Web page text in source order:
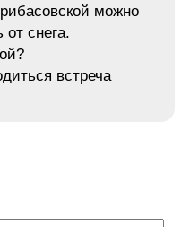
можно
от снега.
встреча